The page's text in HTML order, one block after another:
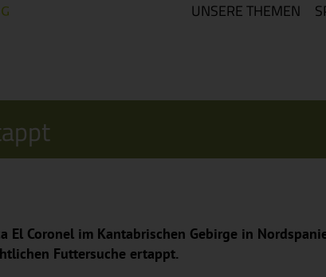
UNSERE THEMEN
El Coronel im Kantabrischen Gebirge in
Futtersuche ertappt.